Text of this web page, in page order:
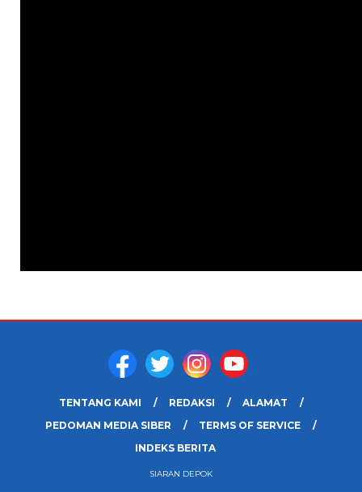
TENTANG KAMI REDAKSI
ALAMAT
PEDOMAN MEDIA SIBER
TERMS OF SERVICE
INDEKS BERITA
SIARAN DEPOK